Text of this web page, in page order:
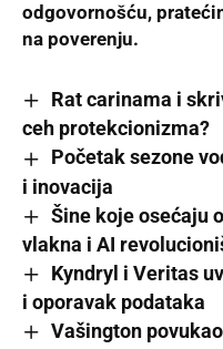
odgovornošću,
na poverenju.
Rat carinama i
ceh protekcionizma?
Početak sezone
i inovacija
Šine koje osećaju
vlakna i AI
Kyndryl i Veritas
i oporavak podataka
Vašington